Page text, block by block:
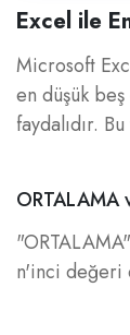
Excel ile
Microsoft
en düşük
faydalıdır.
ORTALAMA
n'inci değeri